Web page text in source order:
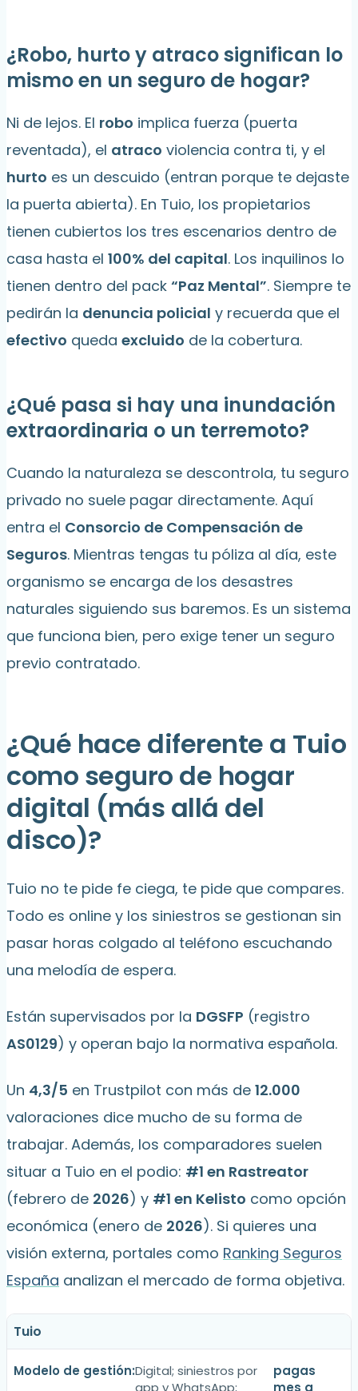
¿Robo, hurto y atraco significan lo
mismo en un seguro de hogar?
Ni de lejos. El robo implica fuerza (puerta
reventada), el atraco violencia contra ti, y el
hurto es un descuido (entran porque te dejaste
la puerta abierta). En Tuio, los propietarios
tienen cubiertos los tres escenarios dentro de
casa hasta el 100% del capital. Los inquilinos lo
tienen dentro del pack “Paz Mental”. Siempre te
pedirán la denuncia policial y recuerda que el
efectivo queda excluido de la cobertura.
¿Qué pasa si hay una inundación
extraordinaria o un terremoto?
Cuando la naturaleza se descontrola, tu seguro
privado no suele pagar directamente. Aquí
entra el Consorcio de Compensación de
Seguros. Mientras tengas tu póliza al día, este
organismo se encarga de los desastres
naturales siguiendo sus baremos. Es un sistema
que funciona bien, pero exige tener un seguro
previo contratado.
¿Qué hace diferente a Tuio
como seguro de hogar
digital (más allá del
disco)?
Tuio no te pide fe ciega, te pide que compares.
Todo es online y los siniestros se gestionan sin
pasar horas colgado al teléfono escuchando
una melodía de espera.
Están supervisados por la DGSFP (registro
AS0129) y operan bajo la normativa española.
Un 4,3/5 en Trustpilot con más de 12.000
valoraciones dice mucho de su forma de
trabajar. Además, los comparadores suelen
situar a Tuio en el podio: #1 en Rastreator
(febrero de 2026) y #1 en Kelisto como opción
económica (enero de 2026). Si quieres una
visión externa, portales como Ranking Seguros
España analizan el mercado de forma objetiva.
Tuio
Digital; siniestros por
pagas